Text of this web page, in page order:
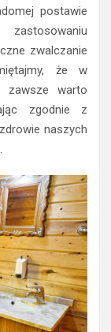
postawie
zwalczanie
że w
zawsze warto
zgodnie z
naszych